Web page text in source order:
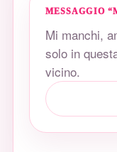
MESSAGGIO
Mi manchi,
solo in
vicino.